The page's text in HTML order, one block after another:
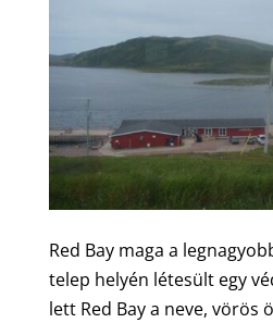
Red Bay maga a
telep helyén létesült egy
lett Red Bay a neve, vörös